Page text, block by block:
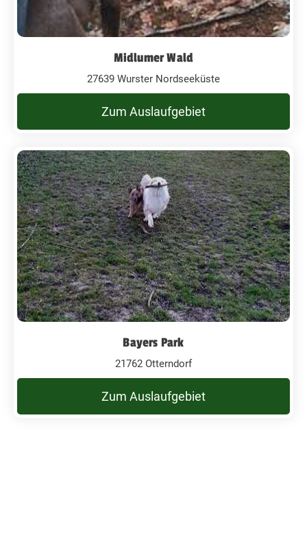
Midlumer Wald
27639 Wurster Nordseeküste
Zum Auslaufgebiet
Bayers Park
21762 Otterndorf
Zum Auslaufgebiet